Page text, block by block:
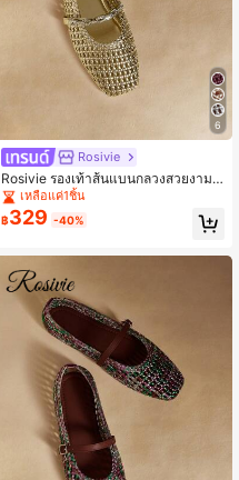
6
Rosivie
Rosivie รองเท้าส้นแบนกลวงสวยงาม
สำหรับผู้หญิง, ทันสมัยและสวมใส่สบาย,
รองเท้าส้นแบนทรงสี่เหลี่ยมสไตล์ฝรั่งเศ
สที่หรูหรา
เหลือแค่1ชิ้น
฿329 -40%